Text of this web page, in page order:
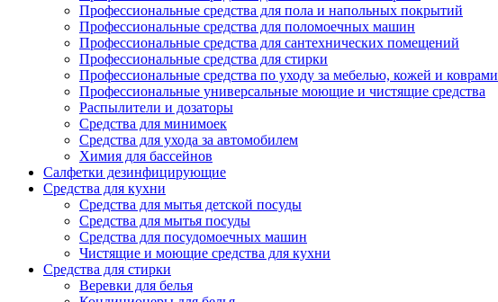
Профессиональные средства для пола и напольных покрытий
Профессиональные средства для поломоечных машин
Профессиональные средства для сантехнических помещений
Профессиональные средства для стирки
Профессиональные средства по уходу за мебелью, кожей и коврами
Профессиональные универсальные моющие и чистящие средства
Распылители и дозаторы
Средства для минимоек
Средства для ухода за автомобилем
Химия для бассейнов
Салфетки дезинфицирующие
Средства для кухни
Средства для мытья детской посуды
Средства для мытья посуды
Средства для посудомоечных машин
Чистящие и моющие средства для кухни
Средства для стирки
Веревки для белья